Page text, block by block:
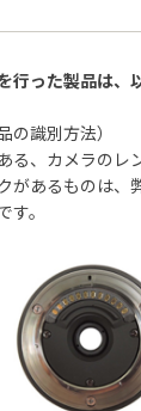
行った製品は、
の識別方法）
る、カメラのレ
があるものは、
す。